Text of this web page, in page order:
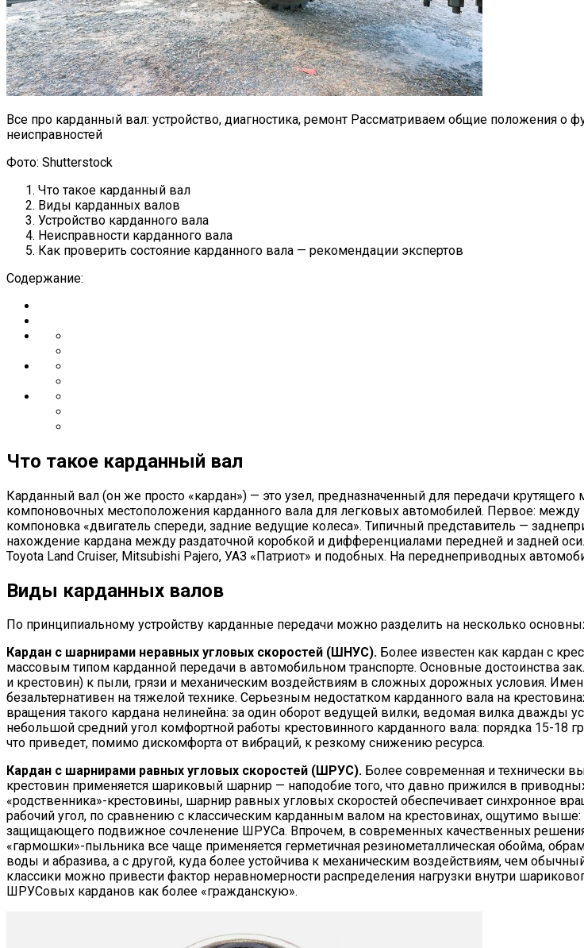
Все про карданный вал: устройство, диагностика, ремонт Рассматриваем общие положения о
неисправностей
Фото: Shutterstock
Что такое карданный вал
Виды карданных валов
Устройство карданного вала
Неисправности карданного вала
Как проверить состояние карданного вала — рекомендации экспертов
Содержание:
Что такое карданный вал
Карданный вал (он же просто «кардан») — это узел, предназначенный для передачи
компоновочных местоположения карданного вала для легковых автомобилей. Первое:
компоновка «двигатель спереди, задние ведущие колеса». Типичный представитель —
нахождение кардана между раздаточной коробкой и дифференциалами передней и задней
Toyota Land Cruiser, Mitsubishi Pajero, УАЗ «Патриот» и подобных. На переднеприводных
Виды карданных валов
По принципиальному устройству карданные передачи можно разделить на несколько
Кардан с шарнирами неравных угловых скоростей (ШНУС). Более известен как кардан с
массовым типом карданной передачи в автомобильном транспорте. Основные достоинства
и крестовин) к пыли, грязи и механическим воздействиям в сложных дорожных условия.
безальтернативен на тяжелой технике. Серьезным недостатком карданного вала на
вращения такого кардана нелинейна: за один оборот ведущей вилки, ведомая вилка дважды
небольшой средний угол комфортной работы крестовинного карданного вала: порядка 15-18
что приведет, помимо дискомфорта от вибраций, к резкому снижению ресурса.
Кардан с шарнирами равных угловых скоростей (ШРУС). Более современная и технически
крестовин применяется шариковый шарнир — наподобие того, что давно прижился в
«родственника»-крестовины, шарнир равных угловых скоростей обеспечивает синхронное
рабочий угол, по сравнению с классическим карданным валом на крестовинах, ощутимо
защищающего подвижное сочленение ШРУСа. Впрочем, в современных качественных
«гармошки»-пыльника все чаще применяется герметичная резинометаллическая обойма,
воды и абразива, а с другой, куда более устойчива к механическим воздействиям, чем
классики можно привести фактор неравномерности распределения нагрузки внутри
ШРУСовых карданов как более «гражданскую».